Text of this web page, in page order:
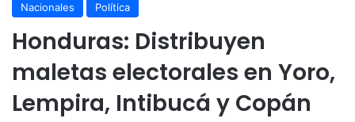
Nacionales Política
Honduras: Distribuyen
maletas electorales en Yoro,
Lempira, Intibucá y Copán